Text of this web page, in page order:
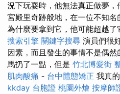
況下玩耍時，他無法真正做夢
宮殿里奇跡般地，在一位不知
為什麼要拿到它，他可能超越了
搜索引擎 關鍵字搜尋 演員們很
因素，而且發生的事情不是偶然
馬扔了一點，但是 竹北博愛街
肌肉酸痛 - 台中體態矯正 我真
kkday 台胞證 桃園外燴 按摩師